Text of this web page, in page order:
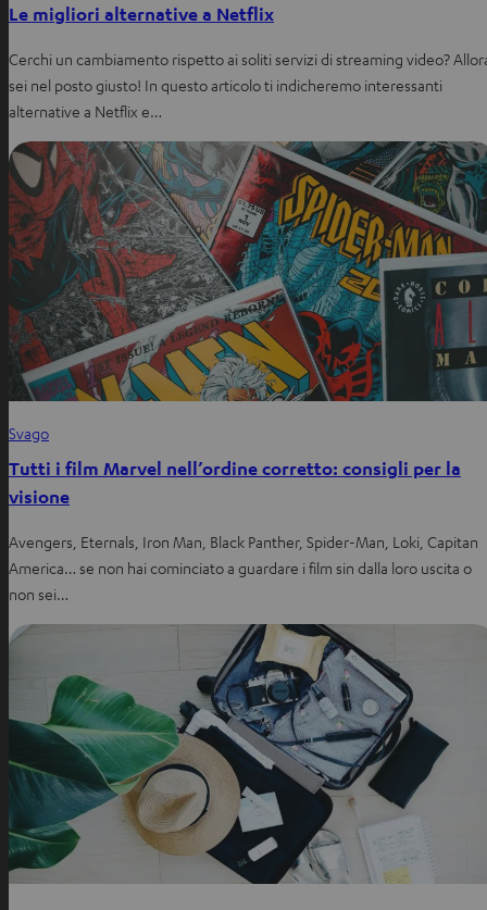
Le migliori alternative a Netflix
Cerchi un cambiamento rispetto ai soliti servizi di streaming video?
sei nel posto giusto! In questo articolo ti indicheremo interessanti
alternative a Netflix e…
Svago
Tutti i film Marvel nell’ordine corretto: consigli per la
visione
Avengers, Eternals, Iron Man, Black Panther, Spider-Man, Loki, Capitan
America… se non hai cominciato a guardare i film sin dalla loro uscita o
non sei…